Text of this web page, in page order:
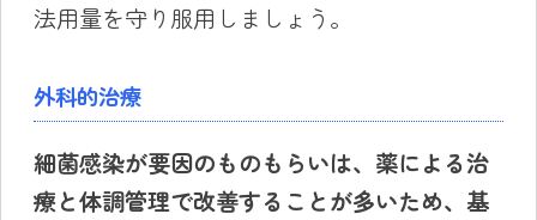
法用量を守り服用しましょう。
外科的治療
細菌感染が要因のものもらいは、薬による治
療と体調管理で改善することが多いため、基